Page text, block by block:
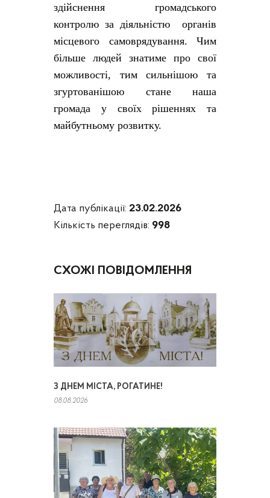
здійснення громадського
контролю за діяльністю органів
місцевого самоврядування. Чим
більше людей знатиме про свої
можливості, тим сильнішою та
згуртованішою стане наша
громада у своїх рішеннях та
майбутньому розвитку.
Дата публікації: 23.02.2026
Кількість переглядів: 998
СХОЖІ ПОВІДОМЛЕННЯ
З ДНЕМ МІСТА, РОГАТИНЕ!
08.08.2026